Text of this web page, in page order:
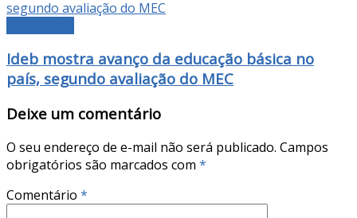
Ideb mostra avanço da educação básica no
país, segundo avaliação do MEC
Deixe um comentário
O seu endereço de e-mail não será publicado. Campos
obrigatórios são marcados com *
Comentário *